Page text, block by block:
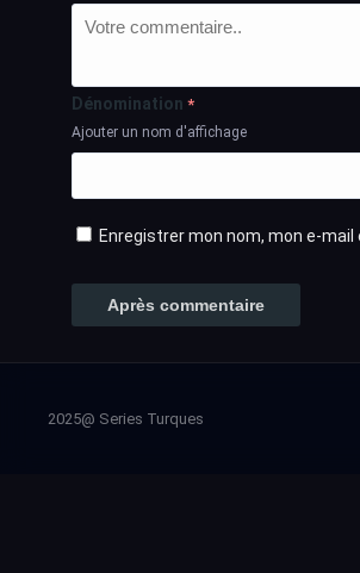
Dénomination *
Ajouter un nom d'affichage
Enregistrer mon nom, mon e-
2025@ Series Turques